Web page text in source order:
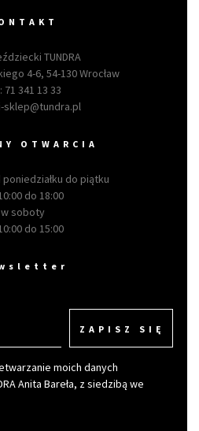
TUNDRA
4-6, 54-130 Wrocław
71 341 13 33
i-sklep@tundra.pl
OTWARCIA
do piątku
do 18:00
w soboty
do 15:00
ZAPISZ SIĘ
moich danych
Anita Bareła, z siedzibą we